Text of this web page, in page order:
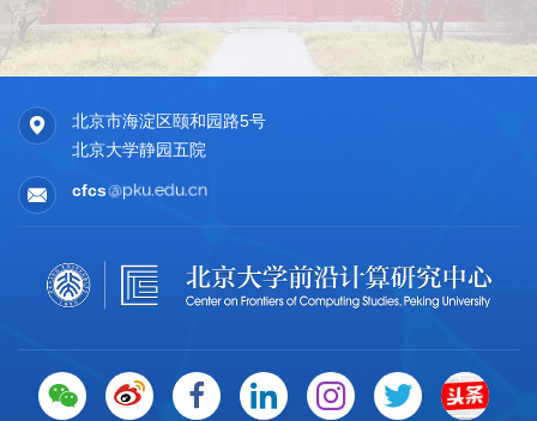
北京市海淀区颐和园路5号
北京大学静园五院
cfcs